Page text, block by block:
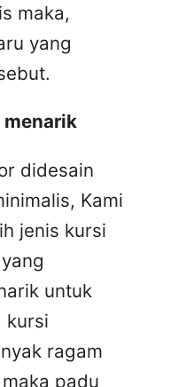
maka,
yang
menarik
didesain
Kami
jenis kursi
untuk
kursi
ragam
padu